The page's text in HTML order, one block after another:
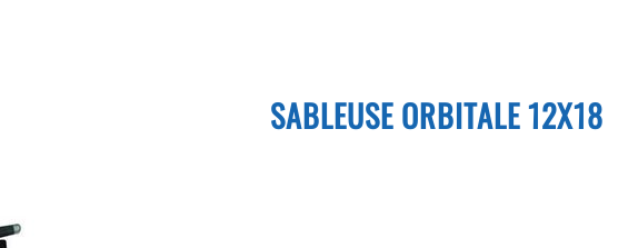
SABLEUSE ORBITALE 12X18